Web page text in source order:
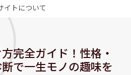
イトについて
完全ガイド！性格・
で一生モノの趣味を